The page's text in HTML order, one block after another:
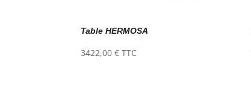
Table HERMOSA
3422,00€ TTC